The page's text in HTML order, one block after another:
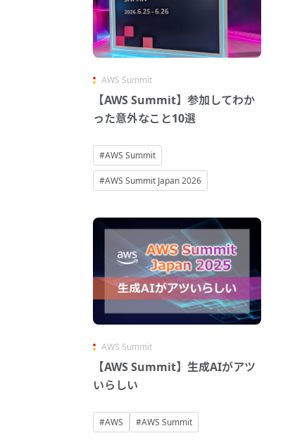
AWS Summit
【AWS Summit】参加してわか
った意外なこと10選
#AWS Summit
#AWS Summit Japan 2026
AWS Summit
【AWS Summit】生成AIがアツ
いらしい
#AWS #AWS Summit